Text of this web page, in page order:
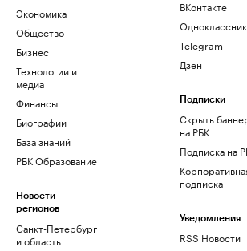
Экономика
Общество
Бизнес
Технологии и
медиа
Финансы
Биографии
База знаний
РБК Образование
Новости
регионов
Санкт-Петербург
и область
ВКонтакте
Telegram
Дзен
Подписки
Скрыть
на РБК
Подписка на
подписка
Уведомления
RSS Новости